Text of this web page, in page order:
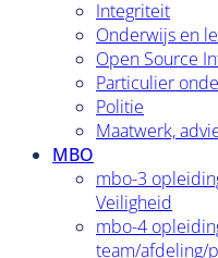
Integriteit
Onderwijs en
Open Source
Particulier
Politie
Maatwerk,
MBO
mbo-3
Veiligheid
mbo-4
team/afdeling/